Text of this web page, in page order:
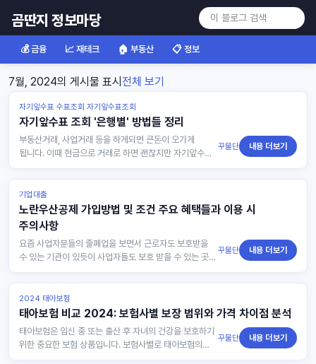
곰딴지 정보마당
💰 금융 📈 재테크 🏠 부동산 📋 정보
7월, 2024의 게시물 표시 전체 보기
자기앞수표 수표조회 자기앞수표조회
자기앞수표 조회 '은행별' 방법들 정리
부동산거래, 사업거래 등을 하게되면 큰돈이 오가게
됩니다. 이때 현금으로 거래로 하면 괜찮지만 자기앞수표
꾸물단 내용 더보기
기업대출
노란우산공제 가입방법 및 조건 주요 혜택들과 이용 시
주의사항
요즘 사업자분들의 줄폐업을 보면서 근로자도 보호받을
수 있는 기관이 있듯이 사업자들도 보호 받을 수 있는 곳이
꾸물단 내용 더보기
2024 태아보험
태아보험 비교 2024: 보험사별 보장 범위와 가격 차이점 분석
태아보험은 임신 중 또는 출산 후 자녀의 건강을 보호하기
위한 중요한 보험 상품입니다. 보험사별로 태아보험의
꾸물단 내용 더보기